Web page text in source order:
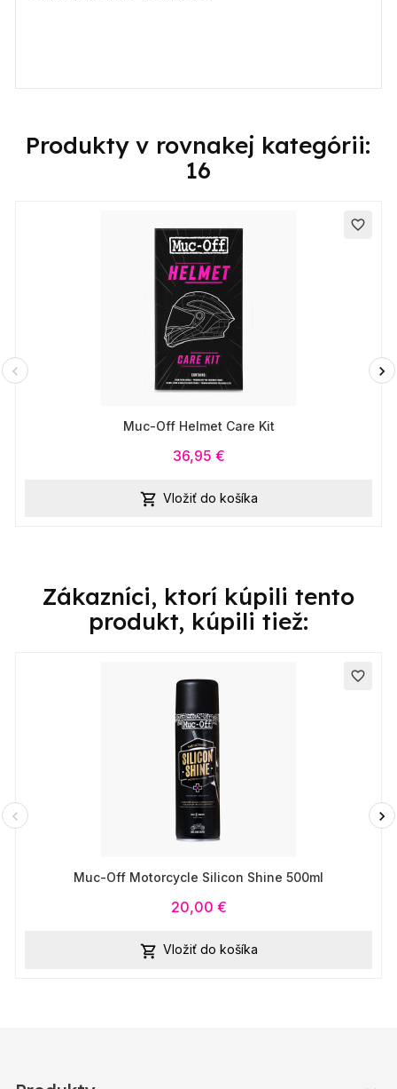
Produkty v rovnakej kategórii:
16
favorite_border
Muc-Off Helmet Care Kit
36,95 €
 Vložiť do košíka
Zákazníci, ktorí kúpili tento
produkt, kúpili tiež:
favorite_border
Muc-Off Motorcycle Silicon Shine 500ml
20,00 €
 Vložiť do košíka